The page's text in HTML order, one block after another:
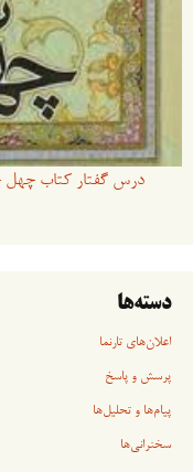
درس گفتار کتاب چهل
دسته‌ها
اعلان‌های تارنما
پرسش و پاسخ
پیام‌ها و تحلیل‌ها
سخنرانی‏‏‌ها